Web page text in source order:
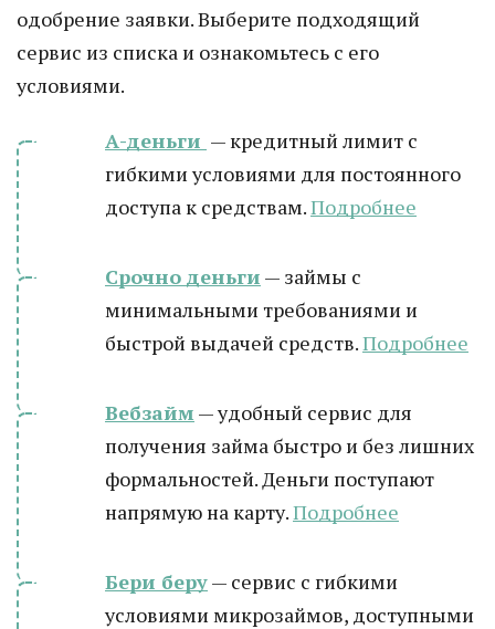
одобрение заявки. Выберите подходящий
сервис из списка и ознакомьтесь с его
условиями.
А-деньги — кредитный лимит с
гибкими условиями для постоянного
доступа к средствам.Подробнее
Срочно деньги — займы с
минимальными требованиями и
быстрой выдачей средств.Подробнее
Вебзайм — удобный сервис для
получения займа быстро и без лишних
формальностей. Деньги поступают
напрямую на карту.Подробнее
Бери беру— сервис с гибкими
условиями микрозаймов, доступными